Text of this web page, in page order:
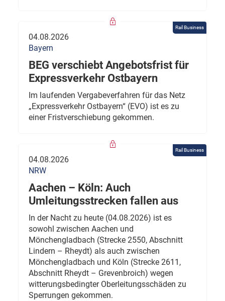
Rail Business
04.08.2026
Bayern
BEG verschiebt Angebotsfrist für
Expressverkehr Ostbayern
Im laufenden Vergabeverfahren für das Netz
„Expressverkehr Ostbayern“ (EVO) ist es zu
einer Fristverschiebung gekommen.
Rail Business
04.08.2026
NRW
Aachen – Köln: Auch
Umleitungsstrecken fallen aus
In der Nacht zu heute (04.08.2026) ist es
sowohl zwischen Aachen und
Mönchengladbach (Strecke 2550, Abschnitt
Lindern – Rheydt) als auch zwischen
Mönchengladbach und Köln (Strecke 2611,
Abschnitt Rheydt – Grevenbroich) wegen
witterungsbedingter Oberleitungsschäden zu
Sperrungen gekommen.